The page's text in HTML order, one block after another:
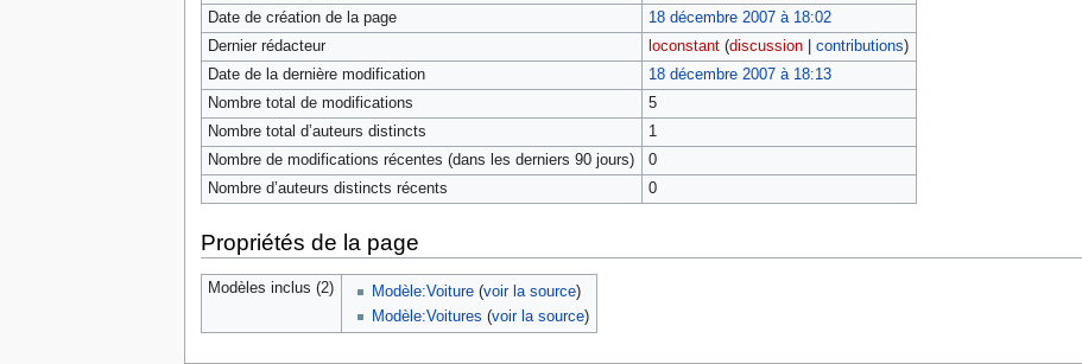
Date de création de la page
18 décembre 2007 à 18:02
Dernier rédacteur
loconstant (discussion| contributions)
Date de la dernière modification
18 décembre 2007 à 18:13
Nombre total de modifications
5
Nombre total d’auteurs distincts
1
Nombre de modifications récentes (dans les derniers 90 jours)
0
Nombre d’auteurs distincts récents
0
Propriétés de la page
Modèles inclus (2) Modèle:Voiture (voir la source)
Modèle:Voitures (voir la source)